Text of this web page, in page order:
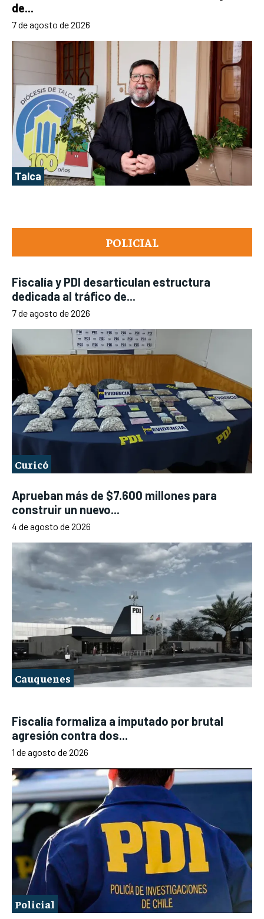
POLICIAL
Fiscalía y PDI desarticulan estructura
dedicada al tráfico de...
7 de agosto de 2026
Curicó
Aprueban más de $7.600 millones para
construir un nuevo...
4 de agosto de 2026
Cauquenes
Fiscalía formaliza a imputado por brutal
agresión contra dos...
1 de agosto de 2026
Policial
de...
7 de agosto de 2026
Talca